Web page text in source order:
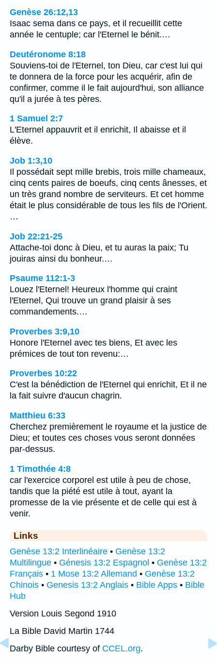
Genèse 26:12,13
Isaac sema dans ce pays, et il recueillit cette
année le centuple; car l'Eternel le bénit.…
Deutéronome 8:18
Souviens-toi de l'Eternel, ton Dieu, car c'est lui qui
te donnera de la force pour les acquérir, afin de
confirmer, comme il le fait aujourd'hui, son alliance
qu'il a jurée à tes pères.
1 Samuel 2:7
L'Eternel appauvrit et il enrichit, Il abaisse et il
élève.
Job 1:3,10
Il possédait sept mille brebis, trois mille chameaux,
cinq cents paires de boeufs, cinq cents ânesses, et
un très grand nombre de serviteurs. Et cet homme
était le plus considérable de tous les fils de l'Orient.
…
Job 22:21-25
Attache-toi donc à Dieu, et tu auras la paix; Tu
jouiras ainsi du bonheur.…
Psaume 112:1-3
Louez l'Eternel! Heureux l'homme qui craint
l'Eternel, Qui trouve un grand plaisir à ses
commandements.…
Proverbes 3:9,10
Honore l'Eternel avec tes biens, Et avec les
prémices de tout ton revenu:…
Proverbes 10:22
C'est la bénédiction de l'Eternel qui enrichit, Et il ne
la fait suivre d'aucun chagrin.
Matthieu 6:33
Cherchez premièrement le royaume et la justice de
Dieu; et toutes ces choses vous seront données
par-dessus.
1 Timothée 4:8
car l'exercice corporel est utile à peu de chose,
tandis que la piété est utile à tout, ayant la
promesse de la vie présente et de celle qui est à
venir.
Links
Genèse 13:2 Interlinéaire • Genèse 13:2
Multilingue • Génesis 13:2 Espagnol • Genèse 13:2
Français • 1 Mose 13:2 Allemand • Genèse 13:2
Chinois • Genesis 13:2 Anglais • Bible Apps • Bible
Hub
Version Louis Segond 1910
La Bible David Martin 1744
Darby Bible courtesy of CCEL.org.